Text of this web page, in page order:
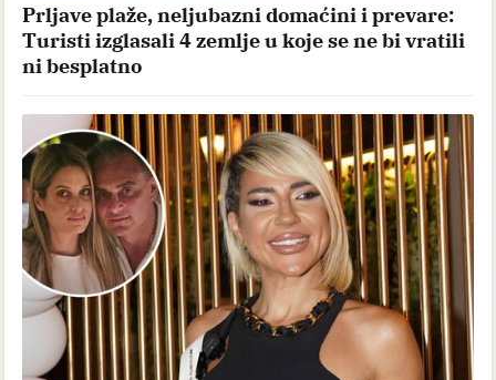
Prljave plaže, neljubazni domaćini i prevare:
Turisti izglasali 4 zemlje u koje se ne bi vratili
ni besplatno